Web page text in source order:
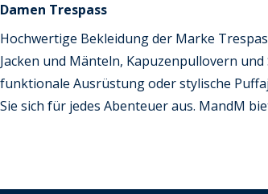
Damen Trespass
Hochwertige Bekleidung der Marke
Jacken und Mänteln, Kapuzenpullovern
funktionale Ausrüstung oder stylische
Sie sich für jedes Abenteuer aus. MandM